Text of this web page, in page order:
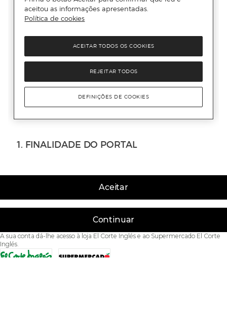
Aceitar
Continuar
A sua conta dá-lhe acesso à loja El Corte Inglés e ao Supermercado El Corte
Inglés.